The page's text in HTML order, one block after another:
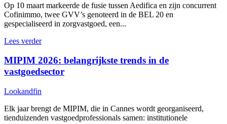
Op 10 maart markeerde de fusie tussen Aedifica en zijn concurrent
Cofinimmo, twee GVV’s genoteerd in de BEL 20 en
gespecialiseerd in zorgvastgoed, een...
Lees verder
MIPIM 2026: belangrijkste trends in de
vastgoedsector
Lookandfin
Elk jaar brengt de MIPIM, die in Cannes wordt georganiseerd,
tienduizenden vastgoedprofessionals samen: institutionele